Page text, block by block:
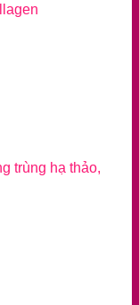
trùng hạ thảo,